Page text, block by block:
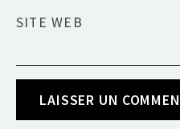
SITE WEB